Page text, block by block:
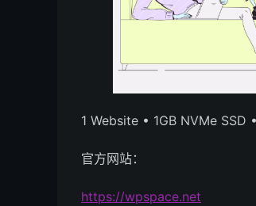
1 Website • 1GB NVMe
官方网站：
https://wpspace.net